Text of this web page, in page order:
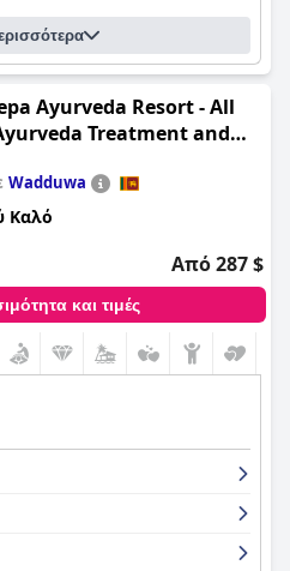
Ayurveda Resort - All
Treatment and
Wadduwa
Καλό
Από 287 $
και τιμές